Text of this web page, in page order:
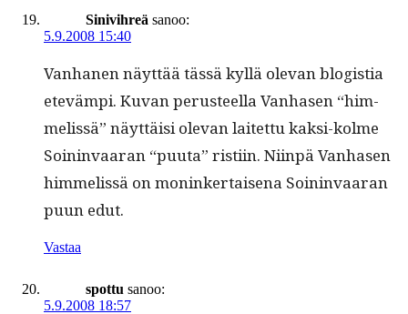
Sinivihreä sanoo:
5.9.2008 15:40
Van­hanen näyt­tää tässä kyl­lä ole­van blo­gis­tia
etevämpi. Kuvan perus­teel­la Van­hasen “him­
melis­sä” näyt­täisi ole­van laitet­tu kak­si-kolme
Soin­in­vaaran “puu­ta” ris­ti­in. Niin­pä Van­hasen
him­melis­sä on moninker­taise­na Soin­in­vaaran
puun edut.
Vastaa
spottu sanoo:
5.9.2008 18:57